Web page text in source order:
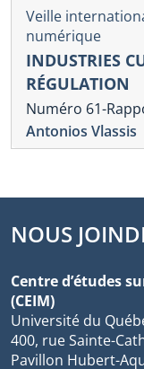
Veille
numérique
INDUSTRIES
RÉGULATION
Numéro 61-
Antonios Vlassis
NOUS
Centre d’études
(CEIM)
Université du
400, rue Sainte-
Pavillon Hubert-